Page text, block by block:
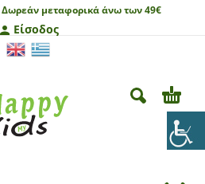
Δωρεάν μεταφορικά άνω των 49€
Είσοδος